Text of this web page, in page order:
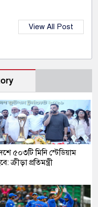
View All Post
৫০৩টি মিনি স্টেডিয়াম
ক্রীড়া প্রতিমন্ত্রী